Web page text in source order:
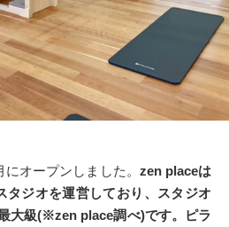
オープンしました。 zen placeは
タジオを運営しており、スタジオ
大級(※zen place調べ)です。ピラ